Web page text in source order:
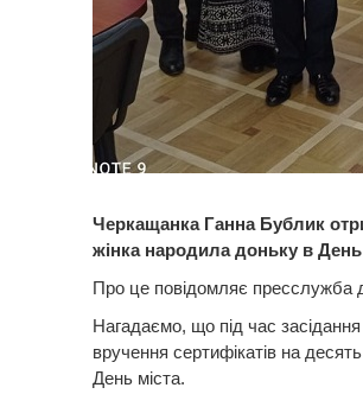
Черкащанка Ганна Бублик
жінка народила доньку в День
Про це повідомляє пресслужба
Нагадаємо, що під час засідання
вручення сертифікатів на
День міста.